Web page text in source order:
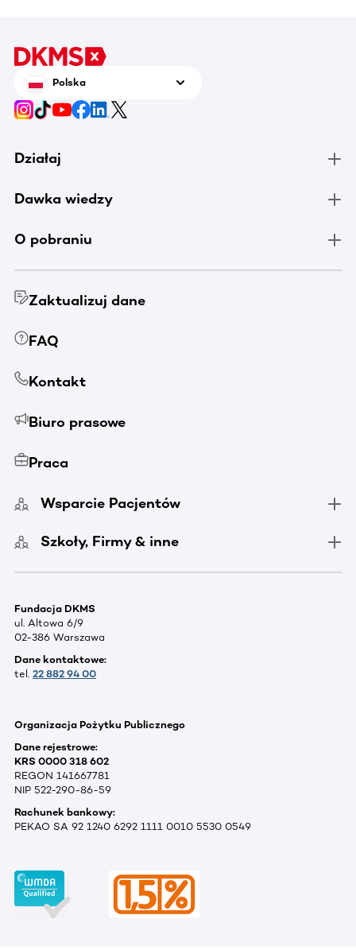
Polska
Działaj
Dawka wiedzy
O pobraniu
Zaktualizuj dane
FAQ
Kontakt
Biuro prasowe
Praca
Wsparcie Pacjentów
Szkoły, Firmy & inne
Fundacja DKMS
ul. Altowa 6/9
02-386 Warszawa
Dane kontaktowe:
tel. 22 882 94 00
Organizacja Pożytku Publicznego
Dane rejestrowe:
KRS 0000 318 602
REGON 141667781
NIP 522-290-86-59
Rachunek bankowy:
PEKAO SA 92 1240 6292 1111 0010 5530 0549